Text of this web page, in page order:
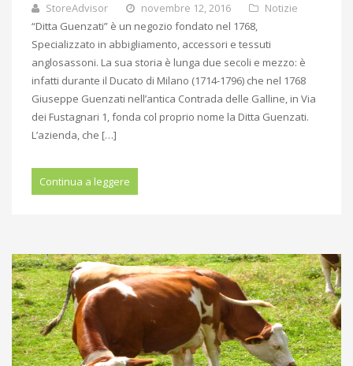
StoreAdvisor novembre 12, 2016
Notizie
“Ditta Guenzati” è un negozio fondato nel 1768,
Specializzato in abbigliamento, accessori e tessuti
anglosassoni. La sua storia è lunga due secoli e mezzo: è
infatti durante il Ducato di Milano (1714-1796) che nel 1768
Giuseppe Guenzati nell’antica Contrada delle Galline, in Via
dei Fustagnari 1, fonda col proprio nome la Ditta Guenzati.
L’azienda, che […]
Continua a leggere